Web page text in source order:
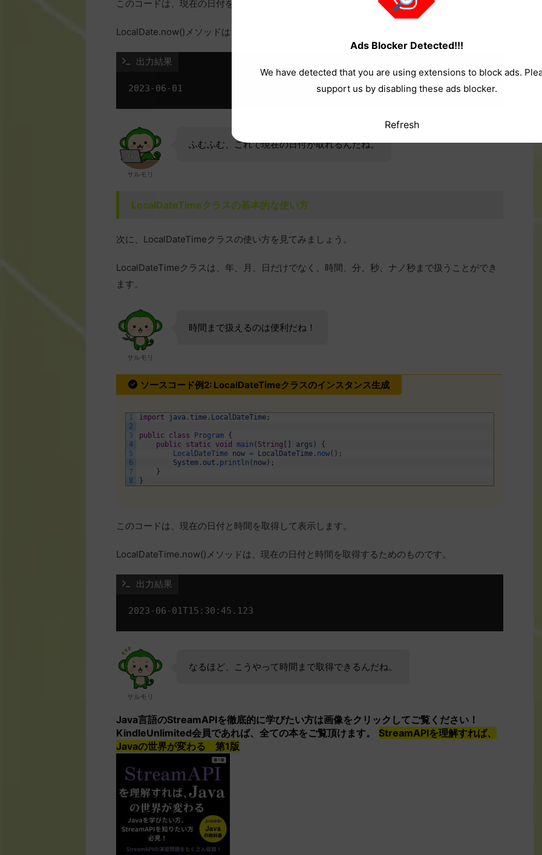
このコードは、現在の日付を取得して表示します。
LocalDate.now()メソッドは、現在の日付を取得するためのものです。
出力結果
サルモリ
ふむふむ、これで現在の日付が取れるんだね。
LocalDateTimeクラスの基本的な使い方
次に、LocalDateTimeクラスの使い方を見てみましょう。
LocalDateTimeクラスは、年、月、日だけでなく、時間、分、秒、ナノ秒まで扱うことができ
ます。
サルモリ
時間まで扱えるのは便利だね！
ソースコード例2: LocalDateTimeクラスのインスタンス生成
1
2
3
4
5
6
7
8
import java . time . LocalDateTime ;
public class Program {
public
static void main ( String [ ] args )
{
LocalDateTime now = LocalDateTime . now( ) ;
System . out . println ( now) ;
}
}
このコードは、現在の日付と時間を取得して表示します。
LocalDateTime.now()メソッドは、現在の日付と時間を取得するためのものです。
出力結果
サルモリ
なるほど、こうやって時間まで取得できるんだね。
Java言語のStreamAPIを徹底的に学びたい方は画像をクリックしてご覧ください！
KindleUnlimited会員であれば、全ての本をご覧頂けます。
StreamAPIを理解すれば、
Javaの世界が変わる 第1版
Ads Blocker Detected!!!
We have detected that you are using extensions to block ads.
support us by disabling these ads blocker.
Refresh